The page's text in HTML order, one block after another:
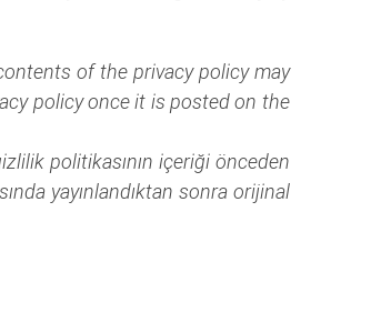
of the privacy policy may
policy once it is posted on the
politikasının içeriği önceden
yayınlandıktan sonra orijinal